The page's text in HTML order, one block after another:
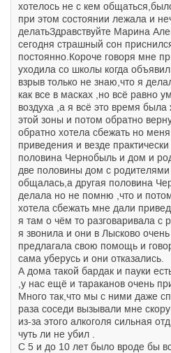
хотелось не с кем
при этом состоянии лежала и
делатьЗдравствуйте Марина
сегодня страшный сон
постоянно.Короче говоря мне
уходила со школы когда
взрыв только не знаю,что я
как все в масках ,но всё равно
воздуха ,а я всё это время была
этой зоны и потом обратно
обратно хотела сбежать но
приведения и везде
половина Чернобыль и дом и
две половины дом с
общалась,а другая половина
делала но не помню ,что и
хотела сбежать мне дали
я там о чём то разговаривала с
я звонила и они в Лысково
предлагала свою помощь и
сама уберусь и они отказались.
А дома такой бардак и пауки
,у нас ещё и тараканов очень
Много так,что мы с ними даже
раза соседи вызывали мне
из-за этого алкоголя сильная
чуть ли не убил .
С 5 и до 10 лет было вроде бы